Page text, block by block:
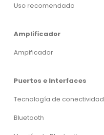
Uso recomendado
Amplificador
Ampificador
Puertos e Interfaces
Tecnología de conectividad
Bluetooth